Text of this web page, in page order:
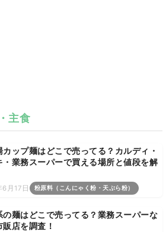
主食
カップ麺はどこで売ってる？カルディ・
・業務スーパーで買える場所と値段を解
月17日 粉原料（こんにゃく粉・天ぷら粉）
の麺はどこで売ってる？業務スーパーな
販店を調査！